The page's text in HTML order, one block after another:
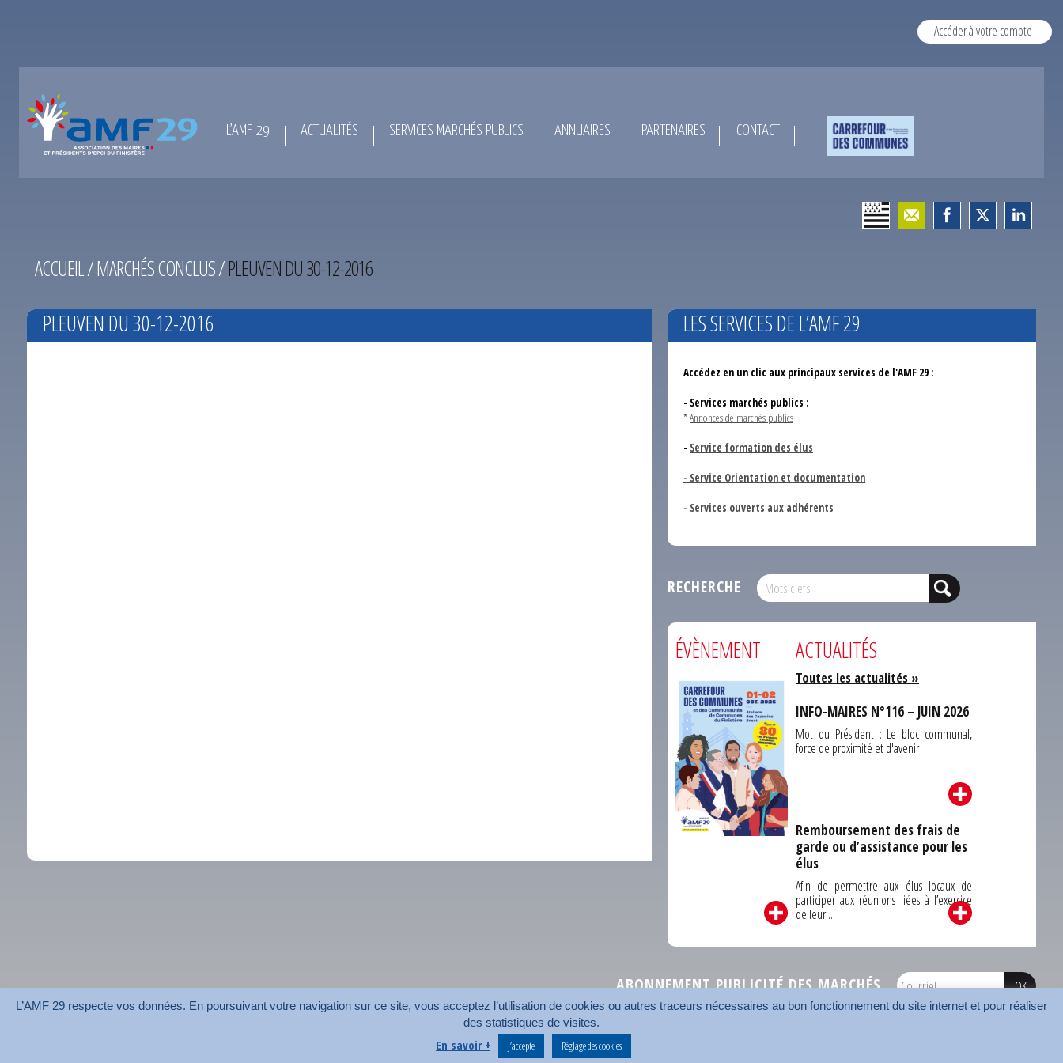
Accéder à votre compte
L’AMF 29 ACTUALITÉS SERVICES MARCHÉS PUBLICS ANNUAIRES PARTENAIRES CONTACT
ACCUEIL/MARCHÉS CONCLUS/PLEUVEN DU 30-12-2016
PLEUVEN DU 30-12-2016 LES SERVICES DE L’AMF 29
Accédez en un clic aux principaux services de l'AMF 29 :
- Services marchés publics :
*Annonces de marchés publics
- Service formation des élus
- Service Orientation et documentation
- Services ouverts aux adhérents
RECHERCHE
ÉVÈNEMENT ACTUALITÉS
Toutes les actualités »
INFO-MAIRES N°116 – JUIN 2026
Mot du Président : Le bloc communal,
force de proximité et d'avenir
Remboursement des frais de
garde ou d’assistance pour les
élus
Afin de permettre aux élus locaux de
participer aux réunions liées à l’exercice
de leur ...
ABONNEMENT PUBLICITÉ DES MARCHÉS
Plan du site
L’AMF 29 respecte vos données. En poursuivant votre navigation sur ce site, vous acceptez l’utilisation de cookies ou autres traceurs nécessaires au bon fonctionnement du site internet et pour réaliser
des statistiques de visites.
En savoir + J’accepte Réglage des cookies